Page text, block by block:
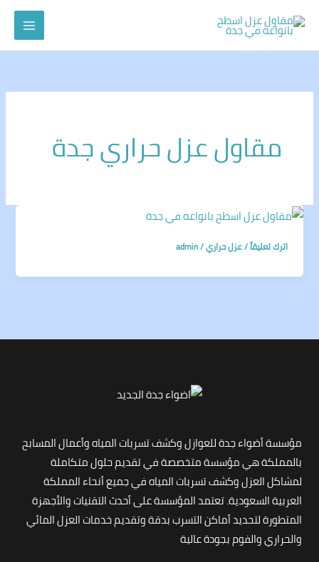
المحتوى
مقاول عزل حراري جدة
اترك تعليقاً/عزل حراري/
admin
مؤسسة أضواء جدة للعوازل وكشف تسربات المياه وأعمال المسابح
بالمملكة هي مؤسسة متخصصة في تقديم حلول متكاملة
لمشاكل العزل وكشف تسربات المياه في جميع أنحاء المملكة
العربية السعودية. تعتمد المؤسسة على أحدث التقنيات والأجهزة
المتطورة لتحديد أماكن التسرب بدقة وتقديم خدمات العزل المائي
والحراري والفوم بجودة عالية